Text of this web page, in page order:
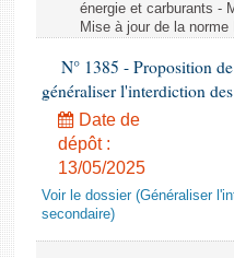
énergie et carburants -
Mise à jour de la
N° 1385 - Proposition
généraliser l'interdiction
Date de
dépôt :
13/05/2025
Voir le dossier (Généraliser
secondaire)